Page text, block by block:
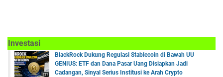
Investasi
BlackRock Dukung Regulasi Stablecoin di Bawah UU
GENIUS: ETF dan Dana Pasar Uang Disiapkan Jadi
Cadangan, Sinyal Serius Institusi ke Arah Crypto